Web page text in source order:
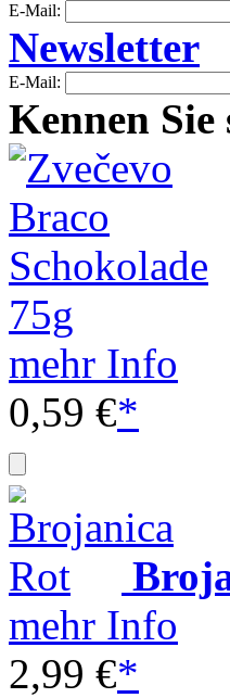
E-Mail:
Newsletter
E-Mail:
Kennen Sie
mehr Info
0,59 €*
mehr Info
2,99 €*